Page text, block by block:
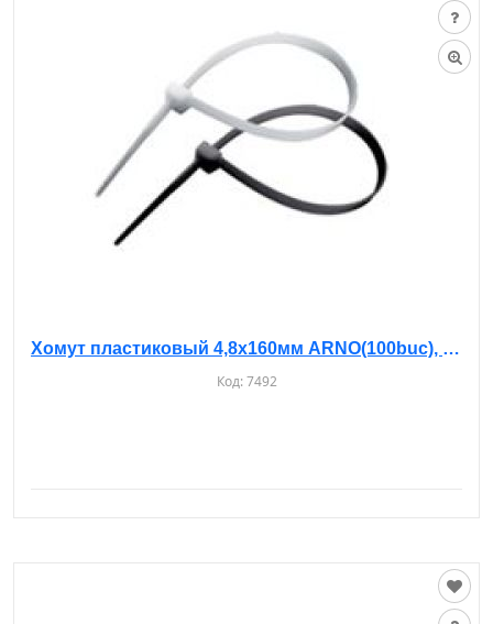
Хомут пластиковый 4,8х160мм ARNO(100buc), белые
Код:7492